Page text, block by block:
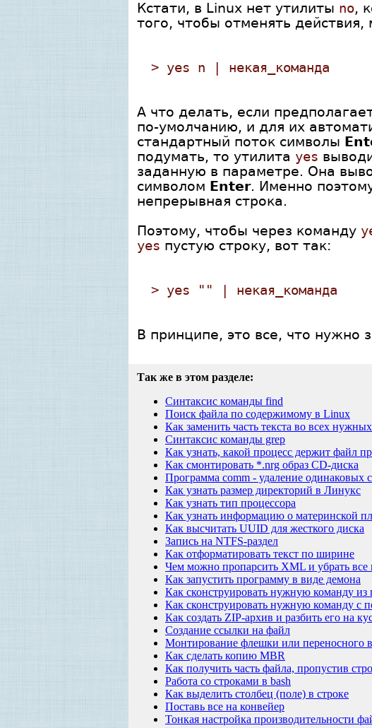
Кстати, в Linux нет утилиты no,
того, чтобы отменять
> yes n | некая_команда
А что делать, если
по-умолчанию, и для их
стандартный поток символы
подумать, то утилита yes
заданную в параметре. Она
символом Enter. Именно
непрерывная строка.
Поэтому, чтобы через команду
yes пустую строку, вот так:
> yes "" | некая_команда
В принципе, это все, что нужно
Так же в этом разделе:
Синтаксис команды find
Поиск файла по содержимому в Linux
Как заменить часть текста во всех
Синтаксис команды grep
Как узнать, какой процесс держит файл
Как смонтировать *.nrg образ CD-диска
Программа comm - удаление одинаковых
Как узнать размер директорий в Линукс
Как узнать тип процессора
Как узнать информацию о материнской
Как высчитать UUID для жесткого диска
Запись на NTFS-раздел
Как отформатировать текст по ширине
Чем можно пропарсить XML и убрать
Как запустить программу в виде демона
Как сконструировать нужную команду
Как сконструировать нужную команду с
Как создать ZIP-архив и разбить его на
Создание ссылки на файл
Монтирование флешки или переносного
Как сделать копию MBR
Как получить часть файла, пропустив
Работа со строками в bash
Как выделить столбец (поле) в строке
Поставь все на конвейер
Тонкая настройка производительности